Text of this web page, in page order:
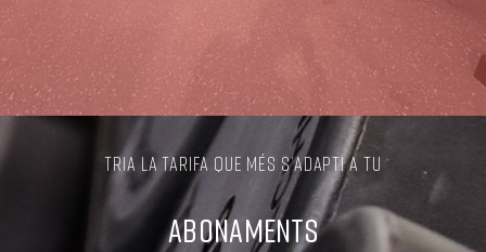
TRIA LA TARIFA QUE MÉS S’ADAPTI A TU
ABONAMENTS